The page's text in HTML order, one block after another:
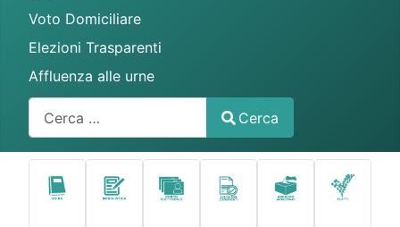
Voto Domiciliare
Elezioni Trasparenti
Affluenza alle urne
Type 2 or more characters for results.
Cerca